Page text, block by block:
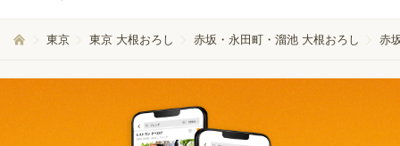
東京 東京 大根おろし 赤坂・永田町・溜池 大根おろし 赤